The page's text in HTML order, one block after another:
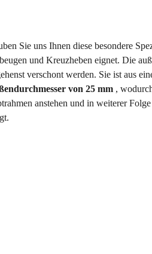
Sie uns Ihnen diese besondere
und Kreuzheben eignet. Die
verschont werden. Sie ist aus
von 25 mm ,
anstehen und in weiterer